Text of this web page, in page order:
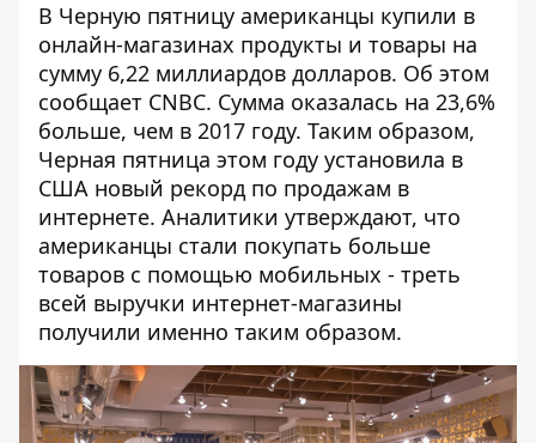
В Черную пятницу американцы купили в
онлайн-магазинах продукты и товары на
сумму 6,22 миллиардов долларов. Об этом
сообщает CNBC. Сумма оказалась на 23,6%
больше, чем в 2017 году. Таким образом,
Черная пятница этом году установила в
США новый рекорд по продажам в
интернете. Аналитики утверждают, что
американцы стали покупать больше
товаров с помощью мобильных - треть
всей выручки интернет-магазины
получили именно таким образом.